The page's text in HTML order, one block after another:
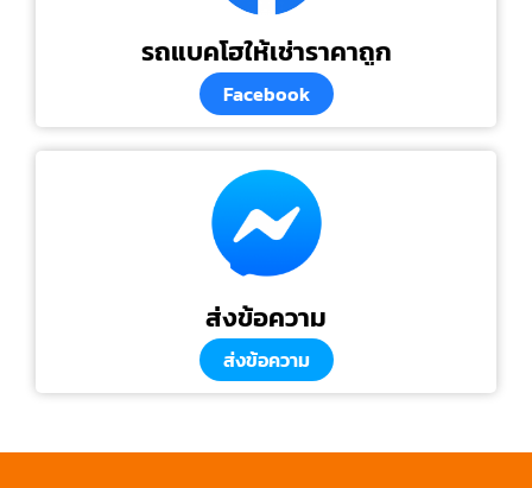
รถแบคโฮให้เช่าราคาถูก
Facebook
ส่งข้อความ
ส่งข้อความ